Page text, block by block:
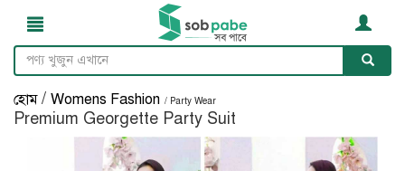
হোম / Womens Fashion / Party Wear
Premium Georgette Party Suit